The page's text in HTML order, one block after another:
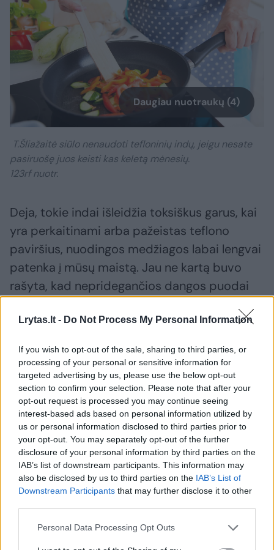
Lrytas.lt - Do Not Process My Personal Information
If you wish to opt-out of the sale, sharing to third parties, or
processing of your personal or sensitive information for
targeted advertising by us, please use the below opt-out
section to confirm your selection. Please note that after your
opt-out request is processed you may continue seeing
interest-based ads based on personal information utilized by
us or personal information disclosed to third parties prior to
your opt-out. You may separately opt-out of the further
disclosure of your personal information by third parties on the
IAB’s list of downstream participants. This information may
also be disclosed by us to third parties on the IAB’s List of
Downstream Participants that may further disclose it to other
Personal Data Processing Opt Outs
Daugiau nuotraukų (4)
T.Šliažaitė siūlo nenaudoti tefloninių indų, jeigu nesate
pasiruošę juos keisti kas keletą mėnesių.
123rf nuotr.
Deja, tokie indai išleidžia toksiškus garus, kai
yra perkaitinami arba pažeistas teflono
paviršius, nuodingos medžiagos labai lengvai
patenka į mūsų maistą. Jau ne kartą buvo
rašyta, kad nepridegančios dangos puodai
Jei namuose laikote paukščių, siūlyčiau
visiškai atsisakyti nepridegančių keptuvių,
nes pamiršus ilgiau tokią ant viryklės jos
išskiriami garai bus be galo nuodingi, net
pasitaiko atvejų, kai paukščiai nugaišta.
Man asmeniškai teko susidurti su
profesionaliu virtuvės šefu, kuris turi ne vieną
restoraną ir domisi sveika mityba. Buvau
maloniai nustebinta, kai sužinojau, kad jie
savo virtuvėse naudoja teflonu dengtas